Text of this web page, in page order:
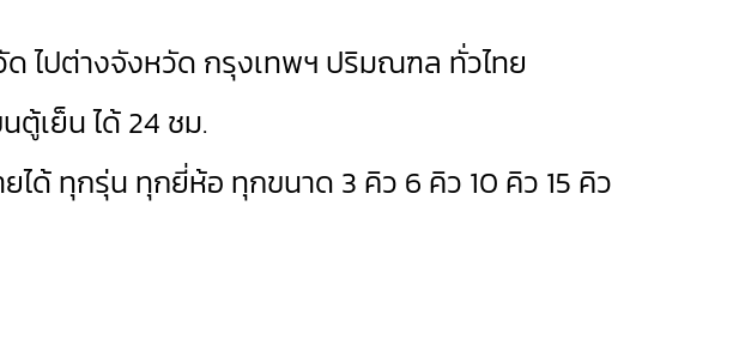
ไปต่างจังหวัด กรุงเทพฯ ปริมณฑล ทั่วไทย
ตู้เย็น ได้ 24 ชม.
ได้ ทุกรุ่น ทุกยี่ห้อ ทุกขนาด 3 คิว 6 คิว 10 คิว 15 คิว